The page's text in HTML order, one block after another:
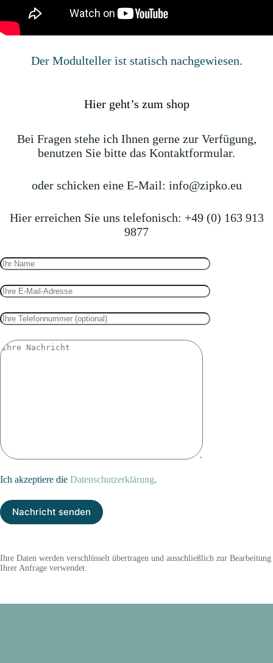
Der Modulteller ist statisch nachgewiesen.
Hier geht’s zum shop
Bei Fragen stehe ich Ihnen gerne zur Verfügung,
benutzen Sie bitte das Kontaktformular.
oder schicken eine E-Mail: info@zipko.eu
Hier erreichen Sie uns telefonisch: +49 (0) 163 913
9877
Ich akzeptiere die Datenschutzerklärung.
Ihre Daten werden verschlüsselt übertragen und ausschließlich zur Bearbeitung
Ihrer Anfrage verwendet.